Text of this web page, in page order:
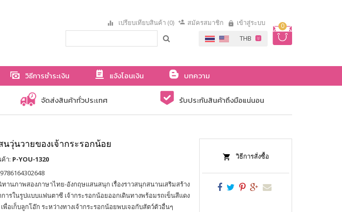
0
เปรียบเทียบสินค้า (0) สมัครสมาชิก เข้าสู่ระบบ
วิธีการชำระเงิน แจ้งโอนเงิน
บทความ
จัดส่งสินค้าทั่วประเทศ รับประกันสินค้าถึงมือแน่นอน
นวุ่นวายของเจ้ากระรอกน้อย
า: P-YOU-1320
9786164302648
านภาพสองภาษาไทย-อังกฤษแสนสนุก เรื่องราวสนุกสนานเสริมสร้าง
ารในรูปแบบแฟนตาซี เจ้ากระรอกน้อยออกเดินทางพร้อมรถเข็นสีแดง
พื่อเก็บลูกโอ๊ก ระหว่างทางเจ้ากระรอกน้อยพบเจอกับสัตว์ตัวอื่นๆ
วิธีการสั่งซื้อ